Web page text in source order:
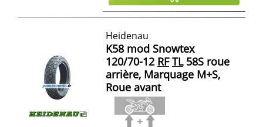
Heidenau
K58 mod Snowtex
120/70-12 RF TL58S roue
arrière, Marquage M+S,
Roue avant